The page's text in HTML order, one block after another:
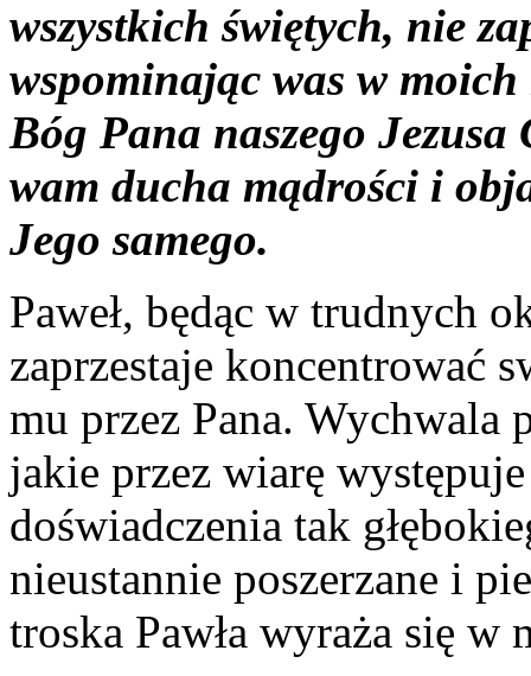
wszystkich świętych, nie
wspominając was w
Bóg Pana naszego Jezusa
wam ducha mądrości i
Jego samego.
Paweł, będąc w trudnych
zaprzestaje koncentrować
mu przez Pana. Wychwala
jakie przez wiarę
doświadczenia tak
nieustannie poszerzane i
troska Pawła wyraża się w